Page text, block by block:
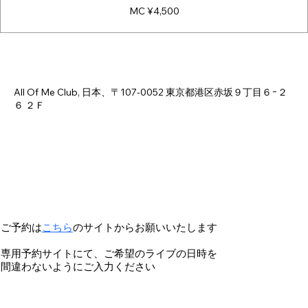
ご予約はこちらのサイトからお願いいたします
専用予約サイトにて、ご希望のライブの日時を
間違わないようにご入力ください
MC ¥4,500
All Of Me Club, 日本、〒107-0052 東京都港区赤坂９丁目６−２
６ ２Ｆ